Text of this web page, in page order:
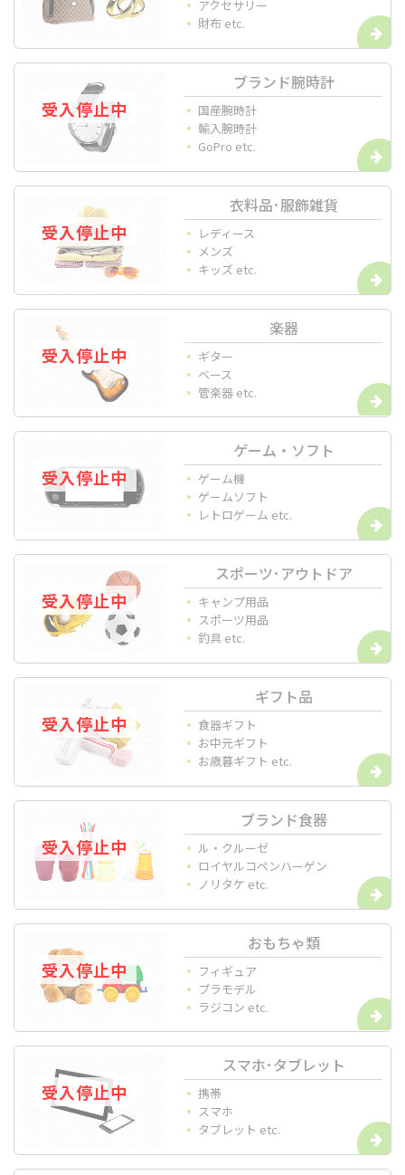
アクセサリー
財布 etc.
ブランド腕時計
国産腕時計
輸入腕時計
GoPro etc.
衣料品･服飾雑貨
レディース
メンズ
キッズ etc.
楽器
ギター
ベース
管楽器 etc.
ゲーム・ソフト
ゲーム機
ゲームソフト
レトロゲーム etc.
スポーツ･アウトドア
キャンプ用品
スポーツ用品
釣具 etc.
ギフト品
食器ギフト
お中元ギフト
お歳暮ギフト etc.
ブランド食器
ル・クルーゼ
ロイヤルコペンハーゲン
ノリタケ etc.
おもちゃ類
フィギュア
プラモデル
ラジコン etc.
スマホ･タブレット
携帯
スマホ
タブレット etc.